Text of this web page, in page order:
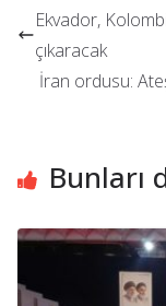
Ekvador,
çıkaracak
İran ordusu:
Bunları